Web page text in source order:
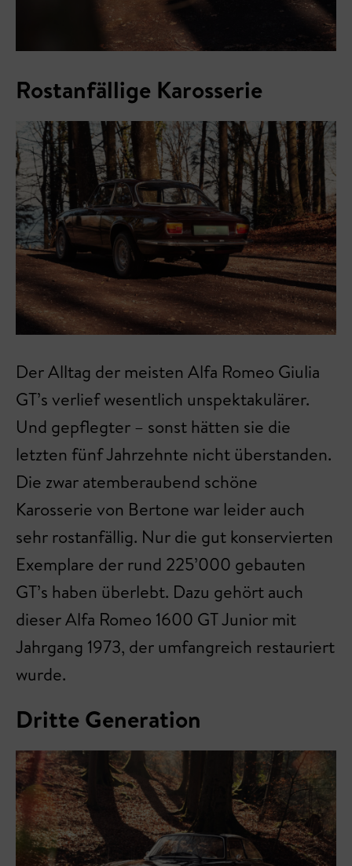
Rostanfällige Karosserie
Der Alltag der meisten Alfa Romeo Giulia
GT’s verlief wesentlich unspektakulärer.
Und gepflegter – sonst hätten sie die
letzten fünf Jahrzehnte nicht überstanden.
Die zwar atemberaubend schöne
Karosserie von Bertone war leider auch
sehr rostanfällig. Nur die gut konservierten
Exemplare der rund 225’000 gebauten
GT’s haben überlebt. Dazu gehört auch
dieser Alfa Romeo 1600 GT Junior mit
Jahrgang 1973, der umfangreich restauriert
wurde.
Dritte Generation